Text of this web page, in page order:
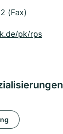
(Fax)
pk/rps